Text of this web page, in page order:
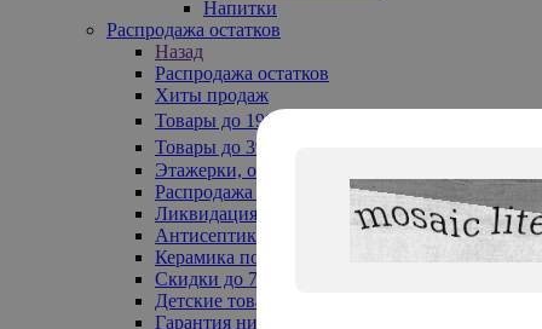
Напитки
Распродажа остатков
Назад
Распродажа остатков
Хиты продаж
Товары до 199₽
Товары до 399₽
Этажерки, обувницы
Распродажа текстиля до -50%
Ликвидация до -70%
Антисептики
Керамика по 129 руб
Скидки до 70%
Детские товары
Гарантия низкой цены